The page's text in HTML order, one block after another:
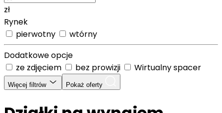
zł
Rynek
pierwotny
wtórny
Dodatkowe opcje
ze zdjęciem
bez prowizji Wirtualny spacer
Więcej filtrów Pokaż oferty